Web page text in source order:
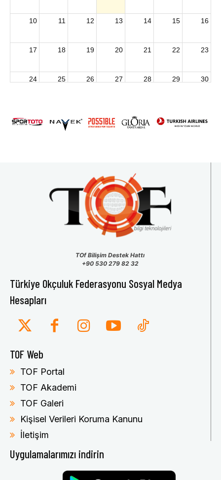
10 11 12 13 14 15 16
17 18 19 20 21 22 23
24 25 26 27 28 29 30
TOf Bilişim Destek Hattı
+90 530 279 82 32
Türkiye Okçuluk Federasyonu Sosyal Medya
Hesapları
TOF Web
TOF Portal
TOF Akademi
TOF Galeri
Kişisel Verileri Koruma Kanunu
İletişim
Uygulamalarımızı indirin